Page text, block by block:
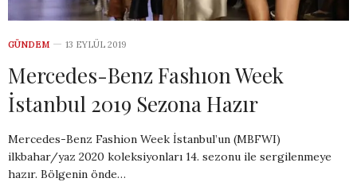
GÜNDEM 13 EYLÜL 2019
Mercedes-Benz Fashıon Week
İstanbul 2019 Sezona Hazır
Mercedes-Benz Fashion Week İstanbul’un (MBFWI)
ilkbahar/yaz 2020 koleksiyonları 14. sezonu ile sergilenmeye
hazır. Bölgenin önde…